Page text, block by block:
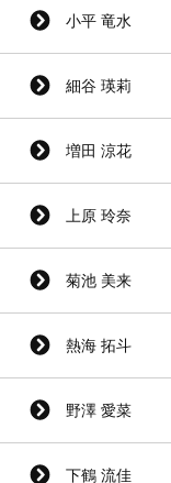
小平 竜水
細谷 瑛莉
増田 涼花
上原 玲奈
菊池 美来
熱海 拓斗
野澤 愛菜
下鶴 流佳